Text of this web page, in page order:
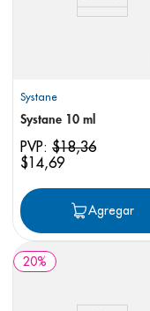
Systane
Systane 10 ml
PVP: $18,36
$14,69
Agregar
20%